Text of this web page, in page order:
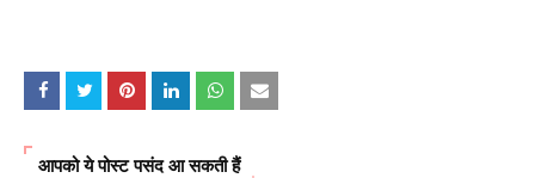
आपको ये पोस्ट पसंद आ सकती हैं